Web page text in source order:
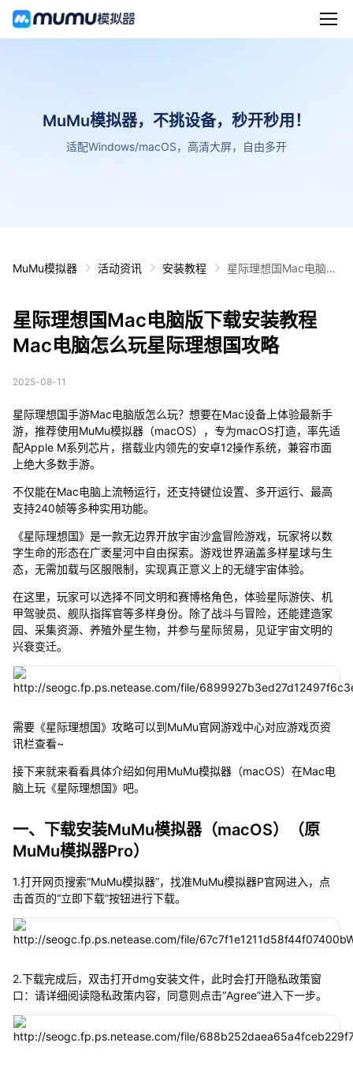
MuMu模拟器，不挑设备，秒开秒用！
适配Windows/macOS，高清大屏，自由多开
MuMu模拟器 活动资讯 安装教程
星际理想国Mac电脑版
星际理想国Mac电脑版下载安装教程
Mac电脑怎么玩星际理想国攻略
2025-08-11
星际理想国手游Mac电脑版怎么玩？想要在Mac设备上体验最新手
游，推荐使用MuMu模拟器（macOS），专为macOS打造，率先适
配Apple M系列芯片，搭载业内领先的安卓12操作系统，兼容市面
上绝大多数手游。
不仅能在Mac电脑上流畅运行，还支持键位设置、多开运行、最高
支持240帧等多种实用功能。
《星际理想国》是一款无边界开放宇宙沙盒冒险游戏，玩家将以数
字生命的形态在广袤星河中自由探索。游戏世界涵盖多样星球与生
态，无需加载与区服限制，实现真正意义上的无缝宇宙体验。
在这里，玩家可以选择不同文明和赛博格角色，体验星际游侠、机
甲驾驶员、舰队指挥官等多样身份。除了战斗与冒险，还能建造家
园、采集资源、养殖外星生物，并参与星际贸易，见证宇宙文明的
兴衰变迁。
需要《星际理想国》攻略可以到MuMu官网游戏中心对应游戏页资
讯栏查看~
接下来就来看看具体介绍如何用MuMu模拟器（macOS）在Mac电
脑上玩《星际理想国》吧。
一、下载安装MuMu模拟器（macOS）（原
MuMu模拟器Pro）
1.打开网页搜索“MuMu模拟器”，找准MuMu模拟器P官网进入，点
击首页的“立即下载”按钮进行下载。
2.下载完成后，双击打开dmg安装文件，此时会打开隐私政策窗
口：请详细阅读隐私政策内容，同意则点击“Agree”进入下一步。